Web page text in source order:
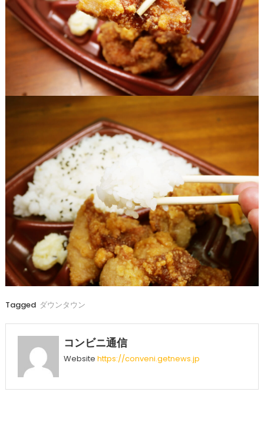
Tagged ダウンタウン
コンビニ通信
Website https://conveni.getnews.jp